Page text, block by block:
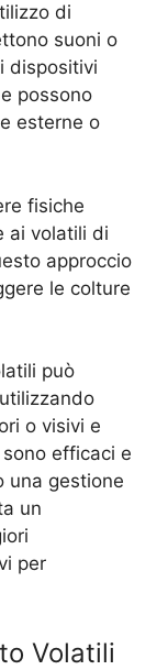
di
suoni o
dispositivi
possono
esterne o
fisiche
ai volatili di
approccio
le colture
può
o visivi e
efficaci e
una gestione
un
per
Volatili